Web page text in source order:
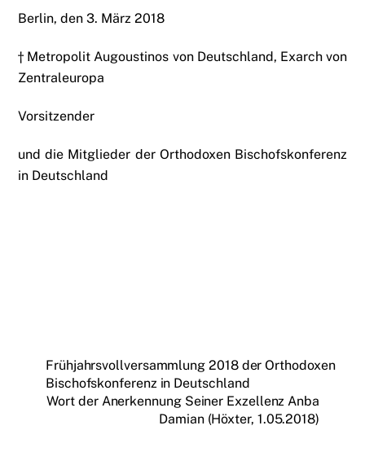
Berlin, den 3. März 2018
† Metropolit Augoustinos von Deutschland, Exarch von
Zentraleuropa
Vorsitzender
und die Mitglieder der Orthodoxen Bischofskonferenz
in Deutschland
Frühjahrsvollversammlung 2018 der Orthodoxen
Bischofskonferenz in Deutschland
Wort der Anerkennung Seiner Exzellenz Anba
Damian (Höxter, 1.05.2018)